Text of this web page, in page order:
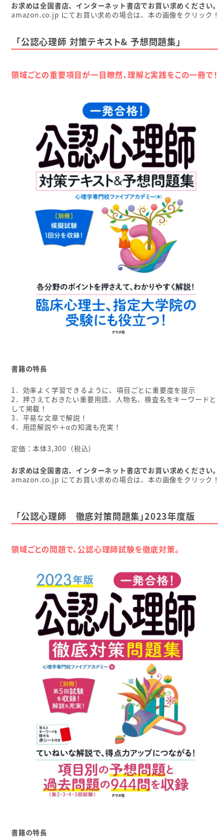
お求めは全国書店、インターネット書店でお買い求めください
amazon.co.jp にてお買い求めの場合は、本の画像をクリック
「公認心理師 対策テキスト& 予想問題集」
領域ごとの重要項目が一目瞭然、理解と実践をこの一冊で！
書籍の特長
1．効率よく学習できるように、項目ごとに重要度を提示
2．押さえておきたい重要用語、人物名、検査名をキーワードと
して掲載！
3．平易な文章で解説！
4．用語解説や＋αの知識も充実！
定価：本体3,300（税込）
お求めは全国書店、インターネット書店でお買い求めください
amazon.co.jp にてお買い求めの場合は、本の画像をクリック
「公認心理師 徹底対策問題集」2023年度版
領域ごとの問題で、公認心理師試験を徹底対策。
書籍の特長